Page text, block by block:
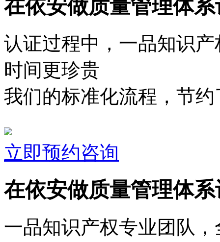
在依安做质量管理体
认证过程中，一品知识
时间更珍贵
我们的标准化流程，节
立即预约咨询
在依安做质量管理体
一品知识产权专业团队